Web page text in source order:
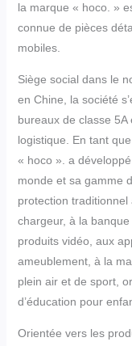
la marque « hoco. »
connue de pièces
mobiles.
Siège social dans le
en Chine, la société
bureaux de classe
logistique. En tant
« hoco ». a
monde et sa gamme
protection
chargeur, à la
produits vidéo, aux
ameublement, à la
plein air et de sport,
d’éducation pour
Orientée vers les